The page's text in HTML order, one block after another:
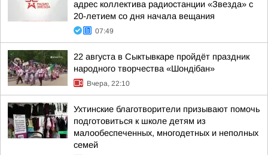
адрес коллектива радиостанции «Звезда» с
20-летием со дня начала вещания
07:49
22 августа в Сыктывкаре пройдёт праздник
народного творчества «Шондібан»
Вчера, 22:10
Ухтинские благотворители призывают помочь
подготовиться к школе детям из
малообеспеченных, многодетных и неполных
семей